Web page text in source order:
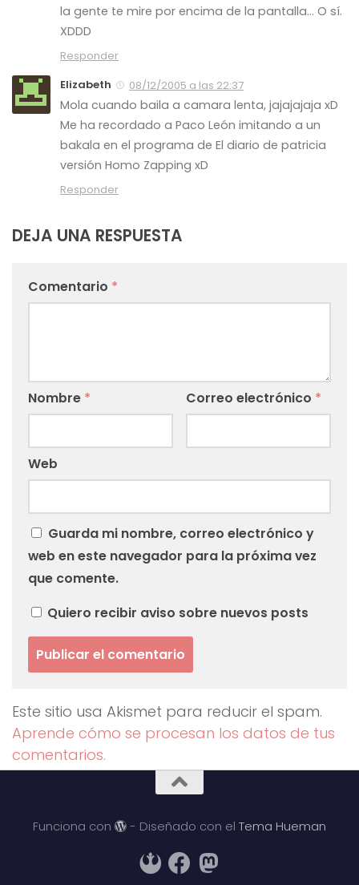
la gente te mire por encima de la pantalla… O sí.
XDDD
Responder
Elizabeth
08/12/2005 a las 22:37
Mola cuando baila a camara lenta, jajajajaja xD
Me ha recordado a Paco León imitando a un
bakala en el programa de El diario de patricia
versión Homo Zapping xD
Responder
DEJA UNA RESPUESTA
Comentario *
Nombre * Correo electrónico *
Web
Guarda mi nombre, correo electrónico y
web en este navegador para la próxima vez
que comente.
Quiero recibir aviso sobre nuevos posts
Este sitio usa Akismet para reducir el spam.
Aprende cómo se procesan los datos de tus
comentarios.
Funciona con - Diseñado con el Tema Hueman